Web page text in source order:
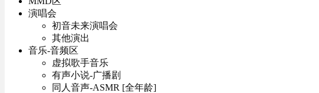
演唱会
初音未来演唱会
其他演出
音乐-音频区
虚拟歌手音乐
有声小说-广播剧
同人音声-ASMR [全年龄]